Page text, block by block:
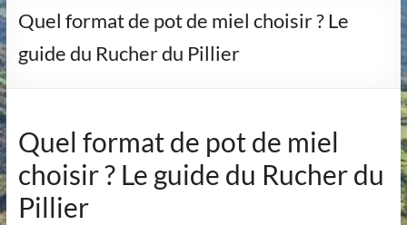
Quel format de pot de miel choisir ? Le
guide du Rucher du Pillier
Quel format de pot de miel
choisir ? Le guide du Rucher du
Pillier